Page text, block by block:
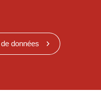
données